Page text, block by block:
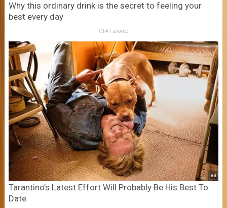
Why this ordinary drink is the secret to feeling your
best every day
CTA Favorite
Tarantino’s Latest Effort Will Probably Be His Best To
Date